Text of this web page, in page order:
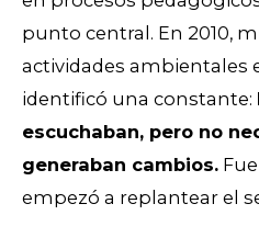
punto central. En 2010,
actividades ambientales
identificó una constante:
escuchaban, pero no
generaban cambios.
empezó a replantear el